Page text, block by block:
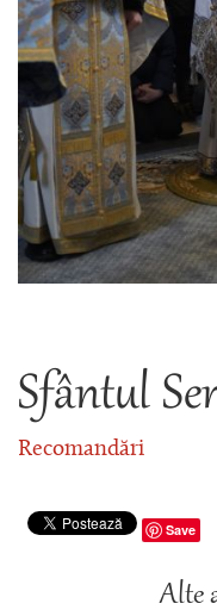
Sfântul
Recomandări
Save
Alte